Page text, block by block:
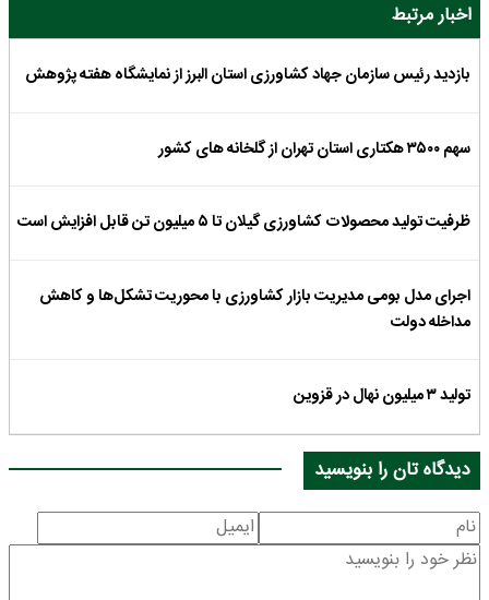
اخبار مرتبط
بازدید رئیس سازمان جهاد کشاورزی استان البرز از نمایشگاه هفته پژوهش
سهم ۳۵۰۰ هکتاری استان تهران از گلخانه های کشور
ظرفیت تولید محصولات کشاورزی گیلان تا ۵ میلیون تن قابل افزایش است
اجرای مدل بومی مدیریت بازار کشاورزی با محوریت تشکل‌ها و کاهش
مداخله دولت
تولید ۳ میلیون نهال در قزوین
دیدگاه تان را بنویسید